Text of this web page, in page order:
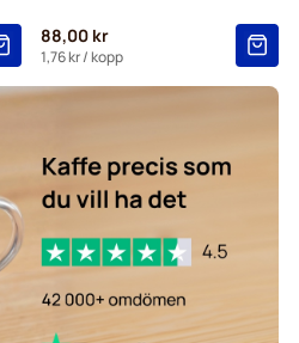
för Nespresso®
88,00 kr
1,76 kr/ kopp